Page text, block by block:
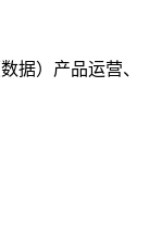
据）产品运营、